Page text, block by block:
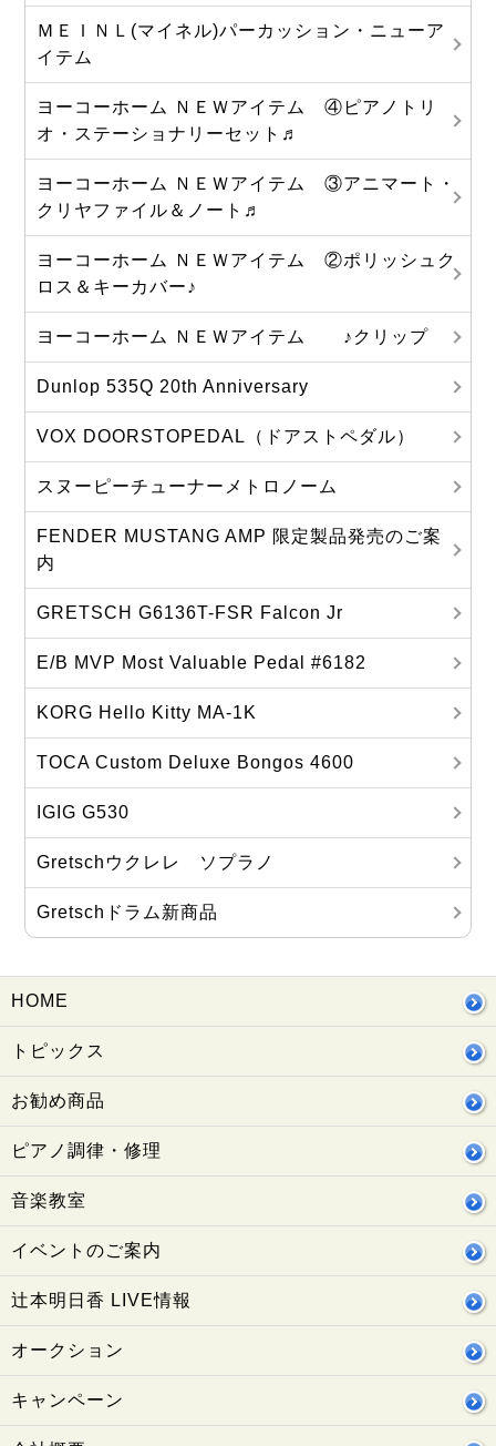
ＭＥＩＮＬ(マイネル)パーカッション・ニューア
イテム
ヨーコーホーム ＮＥＷアイテム ④ピアノトリ
オ・ステーショナリーセット♬
ヨーコーホーム ＮＥＷアイテム ③アニマート・
クリヤファイル＆ノート♬
ヨーコーホーム ＮＥＷアイテム ②ポリッシュク
ロス＆キーカバー♪
ヨーコーホーム ＮＥＷアイテム ♪クリップ
Dunlop 535Q 20th Anniversary
VOX DOORSTOPEDAL（ドアストペダル）
スヌーピーチューナーメトロノーム
FENDER MUSTANG AMP 限定製品発売のご案
内
GRETSCH G6136T-FSR Falcon Jr
E/B MVP Most Valuable Pedal #6182
KORG Hello Kitty MA‐1K
TOCA Custom Deluxe Bongos 4600
IGIG G530
Gretschウクレレ ソプラノ
Gretschドラム新商品
HOME
トピックス
お勧め商品
ピアノ調律・修理
音楽教室
イベントのご案内
辻本明日香 LIVE情報
オークション
キャンペーン